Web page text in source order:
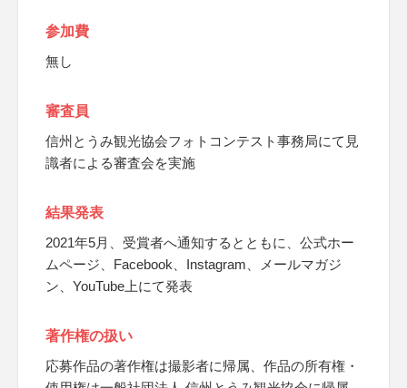
参加費
無し
審査員
信州とうみ観光協会フォトコンテスト事務局にて見
識者による審査会を実施
結果発表
2021年5月、受賞者へ通知するとともに、公式ホー
ムページ、Facebook、Instagram、メールマガジ
ン、YouTube上にて発表
著作権の扱い
応募作品の著作権は撮影者に帰属、作品の所有権・